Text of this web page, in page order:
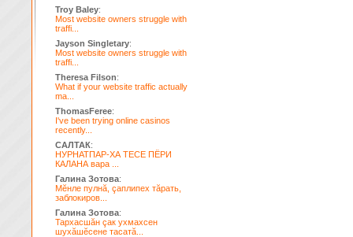
Troy Baley:
Most website owners struggle with
traffi...
Jayson Singletary:
Most website owners struggle with
traffi...
Theresa Filson:
What if your website traffic actually
ma...
ThomasFeree:
I've been trying online casinos
recently...
САЛТАК:
НУРНАТПАР-ХА ТЕСЕ ПЁРИ
КАЛАНА вара ...
Галина Зотова:
Мĕнле пулнă, çаплипех тăрать,
заблокиров...
Галина Зотова:
Тархасшăн çак ухмахсен
шухăшĕсене тасатă...